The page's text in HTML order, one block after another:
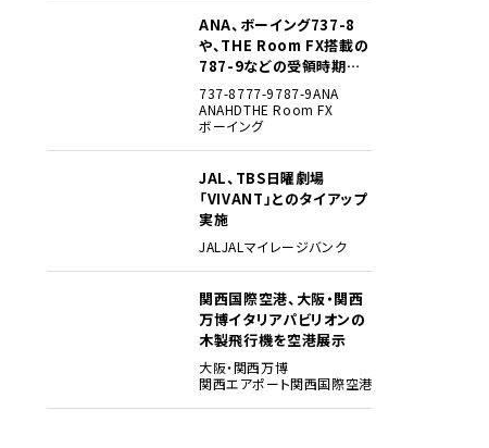
ANA、ボーイング737-8
や、THE Room FX搭載の
787-9などの受領時期見
込みを明らかに
737-8777-9787-9ANA
ANAHDTHE Room FX
ボーイング
JAL、TBS日曜劇場
「VIVANT」とのタイアップ
実施
JAL JALマイレージバンク
関西国際空港、大阪・関西
万博イタリアパビリオンの
木製飛行機を空港展示
大阪・関西万博
関西エアポート関西国際空港